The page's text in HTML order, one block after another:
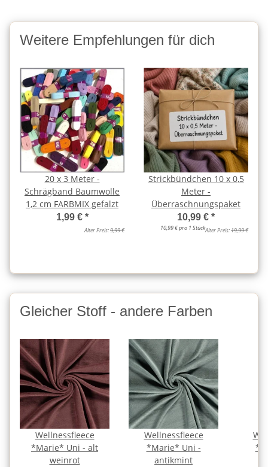
Weitere Empfehlungen für dich
20 x 3 Meter -
Schrägband Baumwolle
1,2 cm FARBMIX gefalzt
1,99 € *
Alter Preis:9,99 €
Strickbündchen 10 x 0,5
Meter -
Überraschnungspaket
10,99 € *
10,99 € pro 1 StückAlter Preis:19,99 €
Gleicher Stoff - andere Farben
Wellnessfleece
*Marie* Uni - alt
weinrot
Wellnessfleece
*Marie* Uni -
antikmint